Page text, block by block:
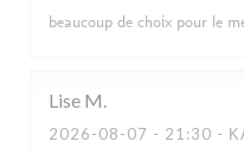
beaucoup de choix pour le
Lise M
2026-08-07 - 21:30 -